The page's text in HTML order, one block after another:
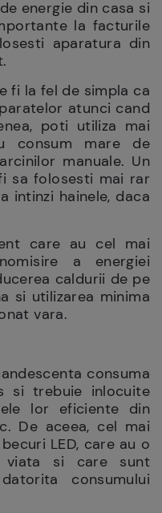
energie din casa si
la facturile
aparatura din
fi la fel de simpla ca
atunci cand
poti utiliza mai
consum mare de
manuale. Un
sa folosesti mai rar
intinzi hainele, daca
care au cel mai
a energiei
caldurii de pe
si utilizarea minima
vara.
consuma
si trebuie inlocuite
lor eficiente din
De aceea, cel mai
LED, care au o
viata si care sunt
consumului